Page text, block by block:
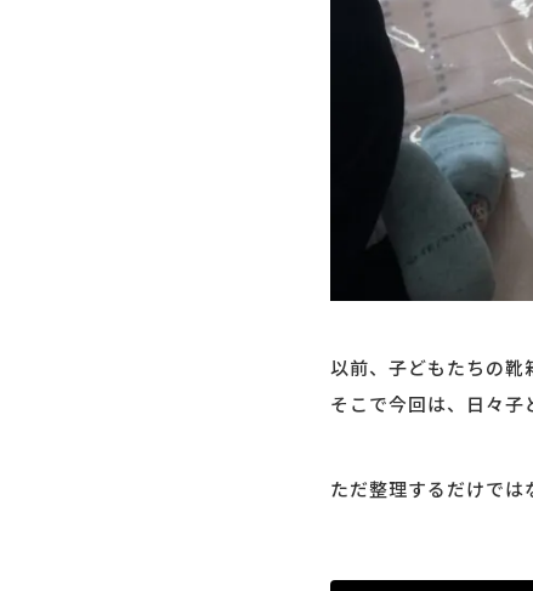
以前、子どもたちの靴
そこで今回は、日々子
ただ整理するだけでは